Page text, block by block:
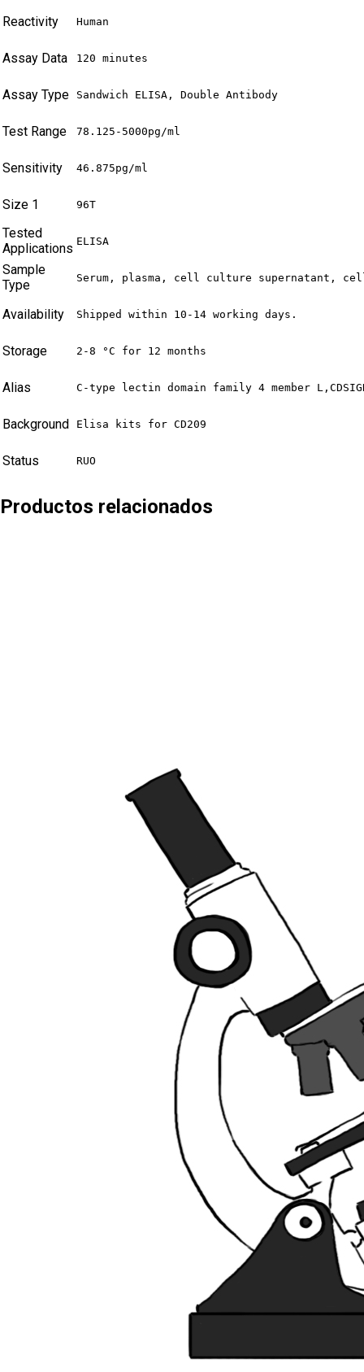
Reactivity Human
Assay Data 120 minutes
Assay Type Sandwich ELISA, Double Antibody
Test Range 78.125-5000pg/ml
Sensitivity 46.875pg/ml
Size 1 96T
Tested
Applications ELISA
Sample
Type
Serum, plasma, cell culture supernatant,
Availability Shipped within 10-14 working days.
Storage 2-8 °C for 12 months
Alias C-type lectin domain family 4 member
Background Elisa kits for CD209
Status RUO
Productos relacionados